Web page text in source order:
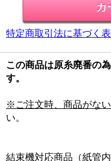
特定商取引法に基づく
この商品は原糸廃番の為
す。
※ご注文時、商品がな
い。
結束機対応商品（紙管